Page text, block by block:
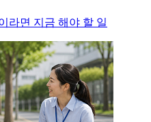
라면 지금 해야 할 일